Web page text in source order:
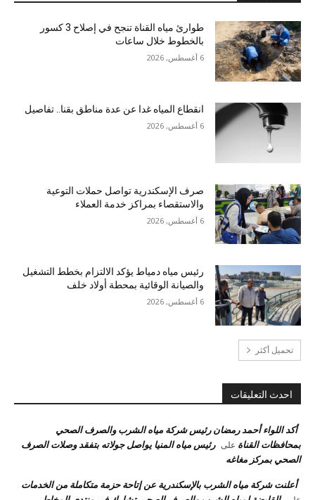
طوارئ مياه القناة تنجح في إصلاح 3 كسور
بالخطوط خلال ساعات
6 أغسطس, 2026
انقطاع المياه غدا عن عدة مناطق بقنا.. تفاصيل
6 أغسطس, 2026
صرف الإسكندرية تواصل حملات التوعية
والاستقصاء بمراكز خدمة العملاء
6 أغسطس, 2026
رئيس مياه دمياط يؤكد الالتزام بخطط التشغيل
والصيانة الوقائية بمحطة أولاد خلف
6 أغسطس, 2026
تحميل أكثر
احدث التعليقات
أكد اللواء أحمد رمضان رئيس شركة مياه الشرب والصرف الصحي
بمحافظات القناة على رئيس مياه المنيا يواصل جولاته بتفقد وصلات الصرف
الصحي بمركز مغاغه
أعلنت شركة مياه الشرب بالإسكندرية عن إتاحة حزمة متكاملة من الخدمات